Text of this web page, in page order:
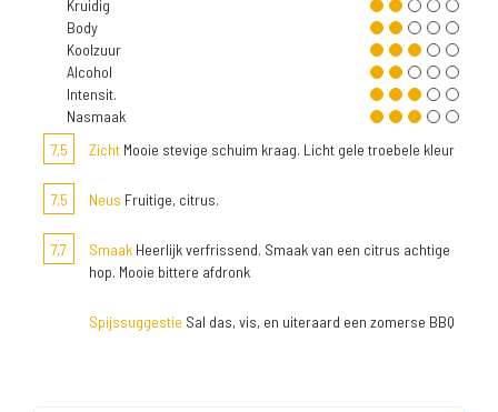
Kruidig
Body
Koolzuur
Alcohol
Intensit.
Nasmaak
7,5
Zicht Mooie stevige schuim kraag. Licht gele troebele kleur
7,5 Neus Fruitige, citrus.
7,7 Smaak Heerlijk verfrissend. Smaak van een citrus achtige
hop. Mooie bittere afdronk
Spijssuggestie Sal das, vis, en uiteraard een zomerse BBQ